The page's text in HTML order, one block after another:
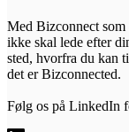
Med Bizconnect
ikke skal lede efter
sted, hvorfra du kan
det er Bizconnected.
Følg os på LinkedIn